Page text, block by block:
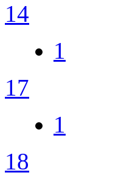
14
1
17
1
18